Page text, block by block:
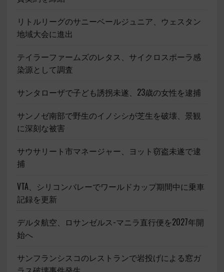
リトルリーグのサニーベールジュニア、ウェスタン
地域大会に進出
テイラーファームズのレタス、サイクロスポーラ感
染源として調査
サンタローザで子ども誘拐未遂、23歳の女性を逮捕
サンノゼ南部で野生のイノシシが芝生を破壊、景観
に深刻な被害
サウサリート市マネージャー、ヨット窃盗未遂で逮
捕
VTA、シリコンバレーでワールドカップ期間中に乗車
記録を更新
デルタ航空、ロサンゼルス-マニラ直行便を2027年開
始へ
サンフランシスコのレストランで岩投げによる窓ガ